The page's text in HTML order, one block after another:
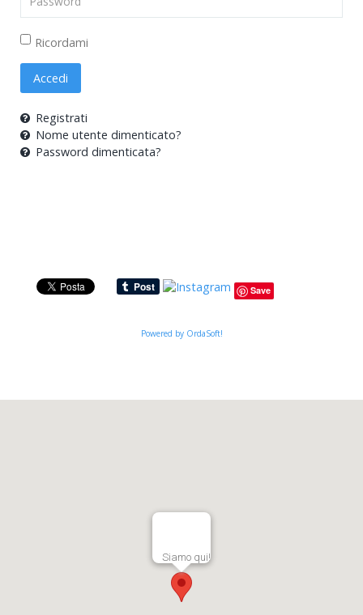
Ricordami
Accedi
Registrati
Nome utente dimenticato?
Password dimenticata?
Save
Powered by OrdaSoft!
Siamo qui!